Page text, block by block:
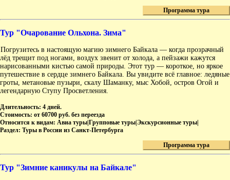
Программа тура
Тур "Очарование Ольхона. Зима"
Погрузитесь в настоящую магию зимнего Байкала — когда прозрачный
лёд трещит под ногами, воздух звенит от холода, а пейзажи кажутся
нарисованными кистью самой природы. Этот тур — короткое, но яркое
путешествие в сердце зимнего Байкала. Вы увидите всё главное: ледяные
гроты, метановые пузыри, скалу Шаманку, мыс Хобой, остров Огой и
легендарную Ступу Просветления.
Длительность: 4 дней.
Стоимость: от 60700 руб. без переезда
Относится к видам: Авиа туры|Групповые туры|Экскурсионные туры|
Раздел: Туры в России из Санкт-Петербурга
Программа тура
Тур "Зимние каникулы на Байкале"